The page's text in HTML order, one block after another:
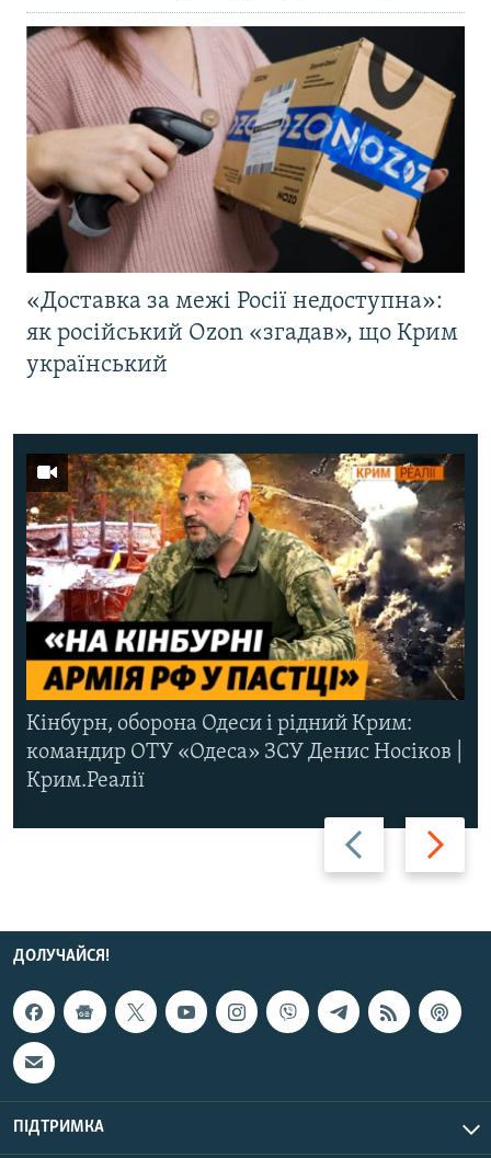
«Доставка за межі Росії недоступна»:
як російський Ozon «згадав», що Крим
український
Назад Вперед
Кінбурн, оборона Одеси і рідний Крим:
командир ОТУ «Одеса» ЗСУ Денис Носіков |
Крим.Реалії
ДОЛУЧАЙСЯ!
ПІДТРИМКА